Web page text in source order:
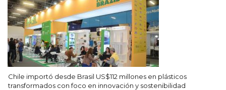
Chile importó desde Brasil US$112 millones en plásticos
transformados con foco en innovación y sostenibilidad